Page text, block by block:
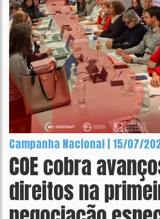
Campanha Nacional | 15/07/
COE cobra
direitos na